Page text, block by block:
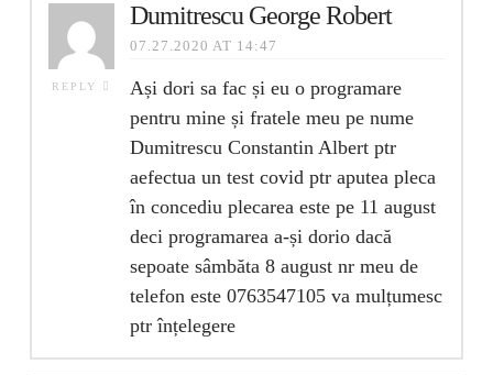
REPLY
Dumitrescu George Robert
07.27.2020 AT 14:47
Ași dori sa fac și eu o programare
pentru mine și fratele meu pe nume
Dumitrescu Constantin Albert ptr
aefectua un test covid ptr aputea pleca
în concediu plecarea este pe 11 august
deci programarea a-și dorio dacă
sepoate sâmbăta 8 august nr meu de
telefon este 0763547105 va mulțumesc
ptr înțelegere